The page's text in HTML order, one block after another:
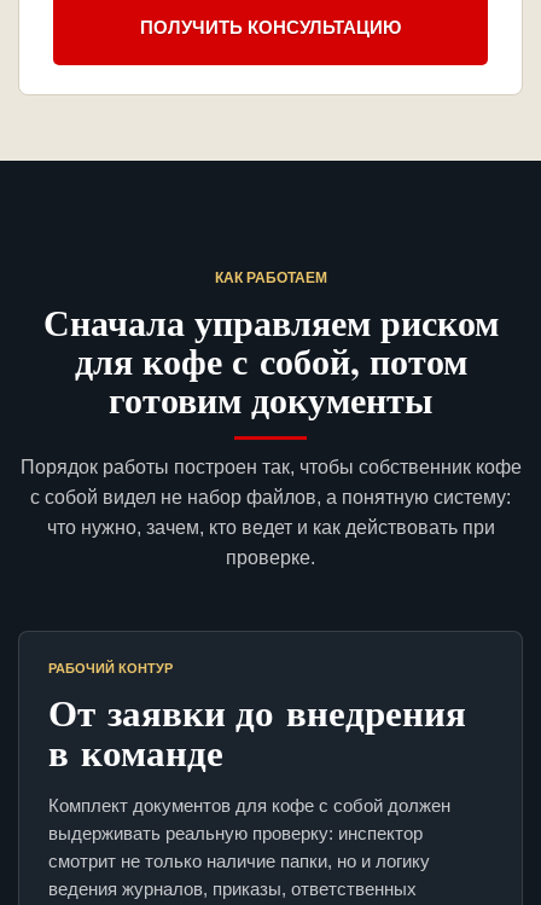
ПОЛУЧИТЬ КОНСУЛЬТАЦИЮ
КАК РАБОТАЕМ
Сначала управляем риском
для кофе с собой, потом
готовим документы
Порядок работы построен так, чтобы собственник кофе
с собой видел не набор файлов, а понятную систему:
что нужно, зачем, кто ведет и как действовать при
проверке.
РАБОЧИЙ КОНТУР
От заявки до внедрения
в команде
Комплект документов для кофе с собой должен
выдерживать реальную проверку: инспектор
смотрит не только наличие папки, но и логику
ведения журналов, приказы, ответственных